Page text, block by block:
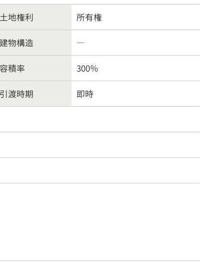
土地権利 所有権
建物構造 ―
容積率 300％
引渡時期 即時